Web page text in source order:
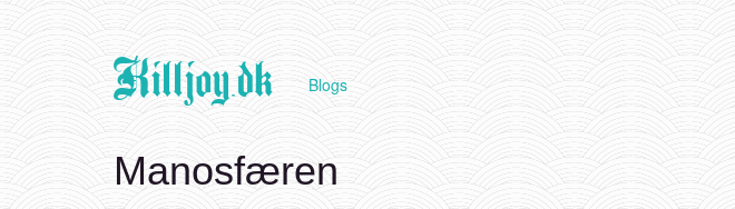
Killjoy.dk Blogs
Manosfæren